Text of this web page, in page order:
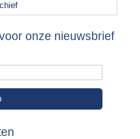
onze nieuwsbrief